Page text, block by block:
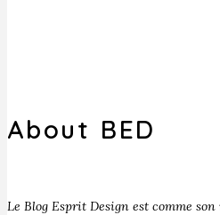
About BED
Le Blog Esprit Design est comme